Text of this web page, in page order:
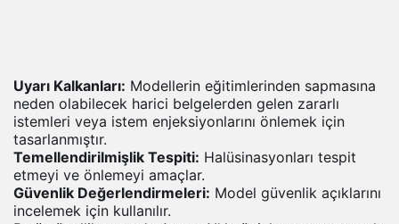
Uyarı Kalkanları: Modellerin eğitimlerinden sapmasına
neden olabilecek harici belgelerden gelen zararlı
istemleri veya istem enjeksiyonlarını önlemek için
tasarlanmıştır.
Temellendirilmişlik Tespiti: Halüsinasyonları tespit
etmeyi ve önlemeyi amaçlar.
Güvenlik Değerlendirmeleri: Model güvenlik açıklarını
incelemek için kullanılır.